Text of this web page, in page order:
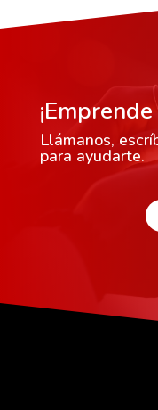
Llámanos,
para ayudarte.